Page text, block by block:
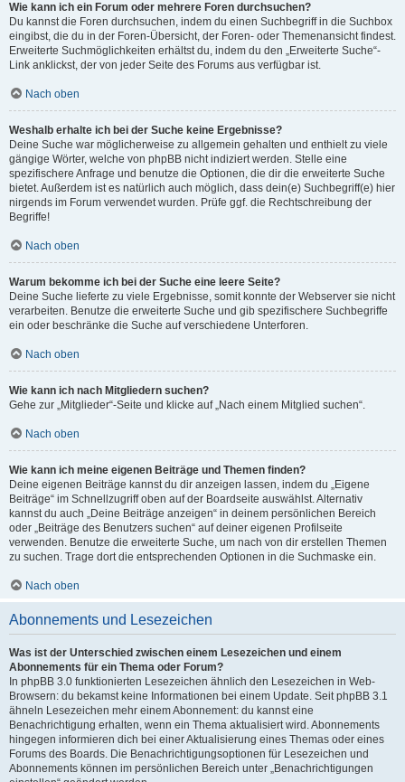
Wie kann ich ein Forum oder mehrere Foren durchsuchen?
Du kannst die Foren durchsuchen, indem du einen Suchbegriff in die Suchbox
eingibst, die du in der Foren-Übersicht, der Foren- oder Themenansicht findest.
Erweiterte Suchmöglichkeiten erhältst du, indem du den „Erweiterte Suche“-
Link anklickst, der von jeder Seite des Forums aus verfügbar ist.
Nach oben
Weshalb erhalte ich bei der Suche keine Ergebnisse?
Deine Suche war möglicherweise zu allgemein gehalten und enthielt zu viele
gängige Wörter, welche von phpBB nicht indiziert werden. Stelle eine
spezifischere Anfrage und benutze die Optionen, die dir die erweiterte Suche
bietet. Außerdem ist es natürlich auch möglich, dass dein(e) Suchbegriff(e) hier
nirgends im Forum verwendet wurden. Prüfe ggf. die Rechtschreibung der
Begriffe!
Nach oben
Warum bekomme ich bei der Suche eine leere Seite?
Deine Suche lieferte zu viele Ergebnisse, somit konnte der Webserver sie nicht
verarbeiten. Benutze die erweiterte Suche und gib spezifischere Suchbegriffe
ein oder beschränke die Suche auf verschiedene Unterforen.
Nach oben
Wie kann ich nach Mitgliedern suchen?
Gehe zur „Mitglieder“-Seite und klicke auf „Nach einem Mitglied suchen“.
Nach oben
Wie kann ich meine eigenen Beiträge und Themen finden?
Deine eigenen Beiträge kannst du dir anzeigen lassen, indem du „Eigene
Beiträge“ im Schnellzugriff oben auf der Boardseite auswählst. Alternativ
kannst du auch „Deine Beiträge anzeigen“ in deinem persönlichen Bereich
oder „Beiträge des Benutzers suchen“ auf deiner eigenen Profilseite
verwenden. Benutze die erweiterte Suche, um nach von dir erstellen Themen
zu suchen. Trage dort die entsprechenden Optionen in die Suchmaske ein.
Nach oben
Abonnements und Lesezeichen
Was ist der Unterschied zwischen einem Lesezeichen und einem
Abonnements für ein Thema oder Forum?
In phpBB 3.0 funktionierten Lesezeichen ähnlich den Lesezeichen in Web-
Browsern: du bekamst keine Informationen bei einem Update. Seit phpBB 3.1
ähneln Lesezeichen mehr einem Abonnement: du kannst eine
Benachrichtigung erhalten, wenn ein Thema aktualisiert wird. Abonnements
hingegen informieren dich bei einer Aktualisierung eines Themas oder eines
Forums des Boards. Die Benachrichtigungsoptionen für Lesezeichen und
Abonnements können im persönlichen Bereich unter „Benachrichtigungen